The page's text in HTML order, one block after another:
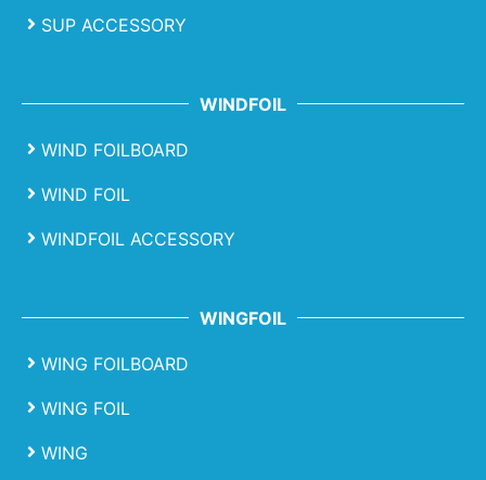
SUP ACCESSORY
WINDFOIL
WIND FOILBOARD
WIND FOIL
WINDFOIL ACCESSORY
WINGFOIL
WING FOILBOARD
WING FOIL
WING